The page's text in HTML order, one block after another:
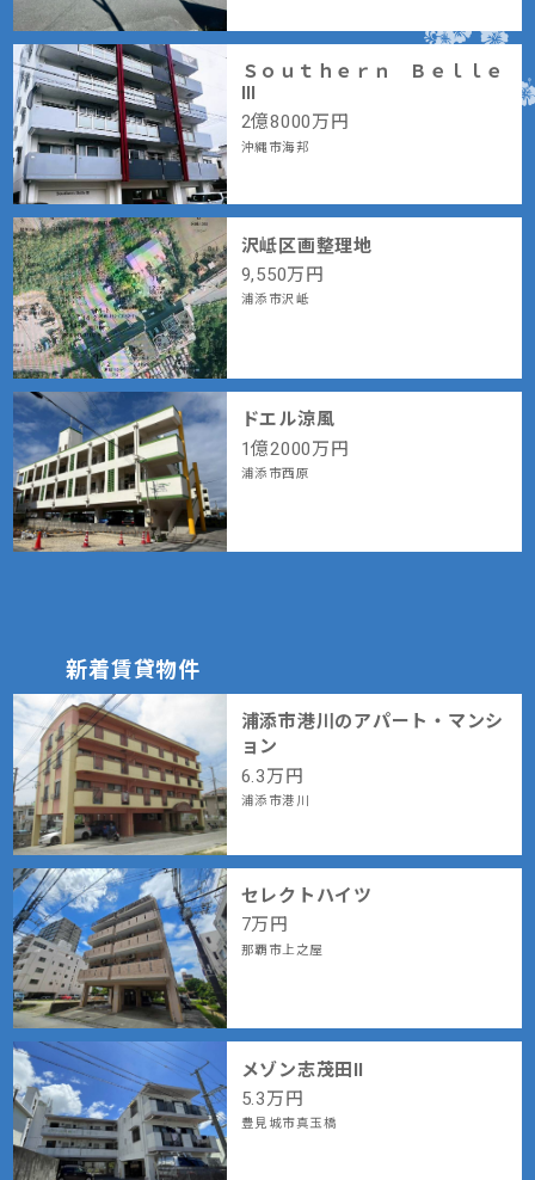
Ｓｏｕｔｈｅｒｎ Ｂｅｌｌｅ
Ⅲ
2億8000万円
沖縄市海邦
沢岻区画整理地
9,550万円
浦添市沢岻
ドエル涼風
1億2000万円
浦添市西原
新着賃貸物件
浦添市港川のアパート・マンシ
ョン
6.3万円
浦添市港川
セレクトハイツ
7万円
那覇市上之屋
メゾン志茂田Ⅱ
5.3万円
豊見城市真玉橋